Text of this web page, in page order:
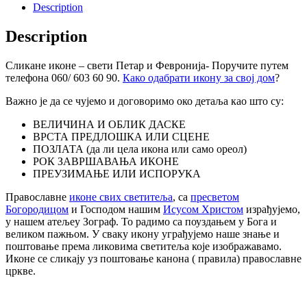
Description
Description
Сликане иконе – свети Петар и Февронија- Поручите путем
телефона 060/ 603 60 90. Како одабрати икону за свој дом?
Важно је да се чујемо и договоримо око детаља као што су:
ВЕЛИЧИНА И ОБЛИК ДАСКЕ
ВРСТА ПРЕДЛОШКА ИЛИ СЦЕНЕ
ПОЗЛАТА (да ли цела икона или само ореол)
РОК ЗАВРШАВАЊА ИКОНЕ
ПРЕУЗИМАЊЕ ИЛИ ИСПОРУКА
Православне иконе свих светитеља, са пресветом
Богородицом и Господом нашим Исусом Христом израђујемо,
у нашем атељеу Зограф. То радимо са поуздањем у Бога и
великом пажњом. У сваку икону уграђујемо наше знање и
поштовање према ликовима светитеља које изображавамо.
Иконе се сликају уз поштовање канона ( правила) православне
цркве.